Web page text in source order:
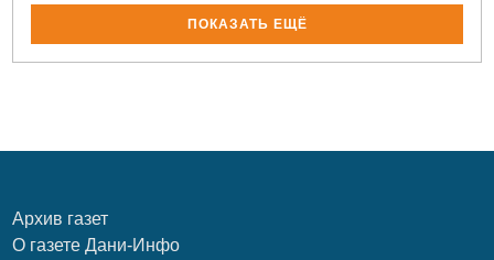
ПОКАЗАТЬ ЕЩЁ
Архив газет
О газете Дани-Инфо